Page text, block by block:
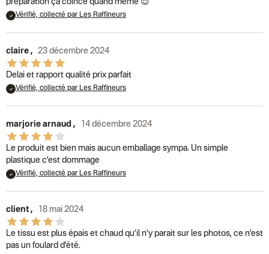
préparation ça coince quand même 😌
Vérifié, collecté par Les Raffineurs
claire , 23 décembre 2024
Delai et rapport qualité prix parfait
Vérifié, collecté par Les Raffineurs
marjorie arnaud , 14 décembre 2024
Le produit est bien mais aucun emballage sympa. Un simple
plastique c’est dommage
Vérifié, collecté par Les Raffineurs
client , 18 mai 2024
Le tissu est plus épais et chaud qu’il n’y parait sur les photos, ce n’est
pas un foulard d’été.